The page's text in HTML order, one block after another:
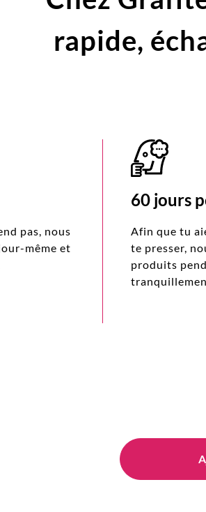
rapide,
pas, nous
même et
60 jours
Afin que tu
te presser,
produits